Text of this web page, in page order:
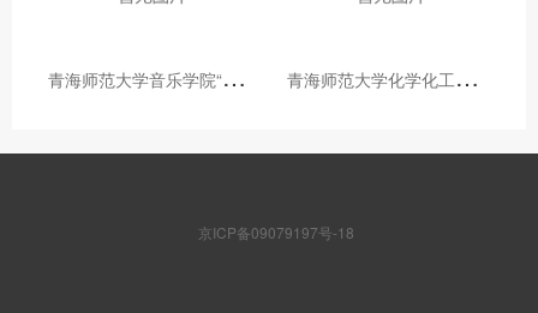
青
海师范大学音乐学院“青舞华章”本科舞蹈专业中期汇报圆满落幕 青
海师范大学化学化工学院开展铸牢中华民族共同体意识大讲堂活动
京ICP备09079197号-18